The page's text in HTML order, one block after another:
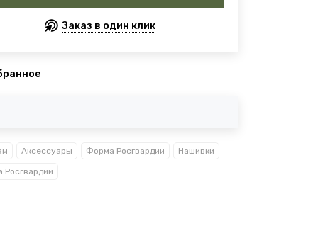
Заказ в один клик
Аксессуары Форма Росгвардии Нашивки
Росгвардии